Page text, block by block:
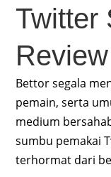
Twitter
Bettor segala
pemain, serta
medium
sumbu pemakai
terhormat dari